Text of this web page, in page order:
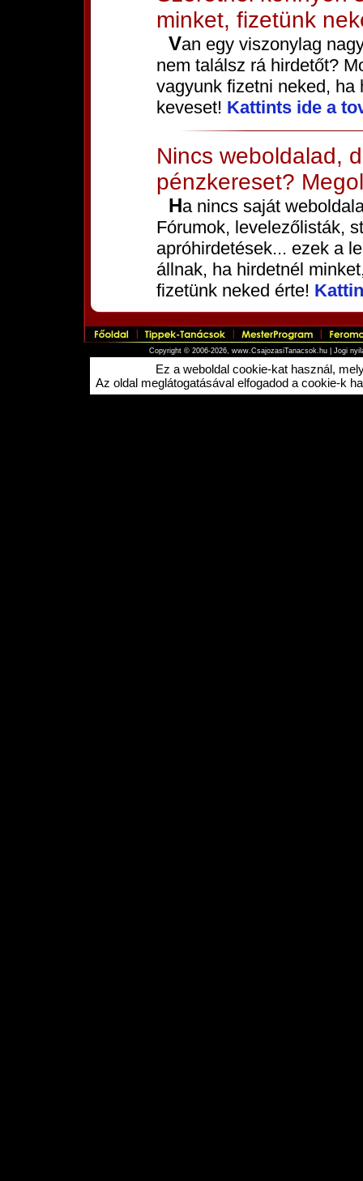
minket, fizetünk
Van egy viszonylag nagy látogatottságú weboldalad, de
nem találsz rá hirdetőt?
vagyunk fizetni neked,
keveset! Kattints ide a
Nincs weboldalad,
pénzkereset?
Ha nincs saját weboldalad, akkor is tudsz minket hirdetni.
Fórumok, levelezőlisták,
apróhirdetések... ezek a
állnak, ha hirdetnél
fizetünk neked érte!
Copyright © 2006-2026, www.CsajozasiTanacsok.hu | Jogi
Ez a weboldal cookie-kat használ,
Az oldal meglátogatásával elfogadod a cookie-k